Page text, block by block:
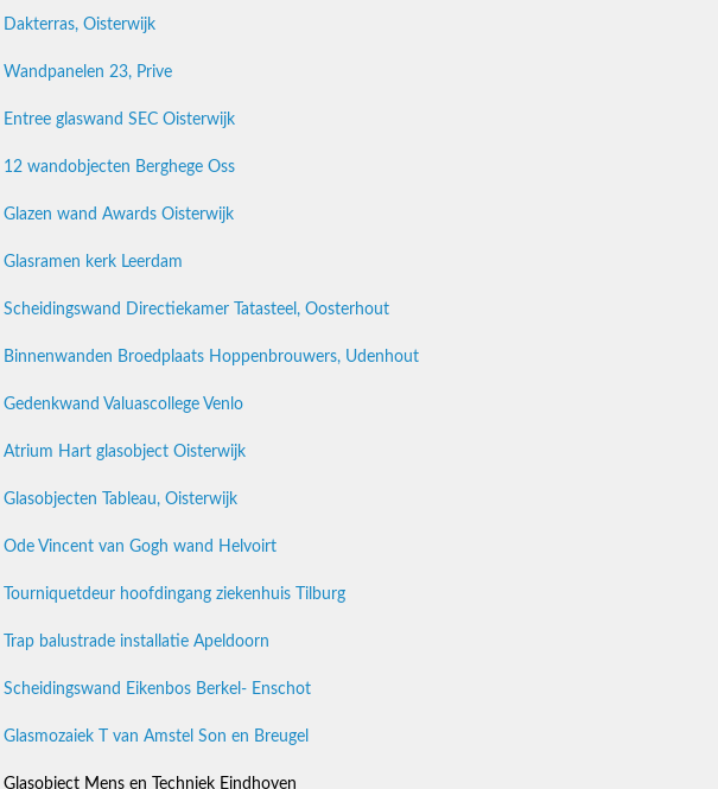
Dakterras, Oisterwijk
Wandpanelen 23, Prive
Entree glaswand SEC Oisterwijk
12 wandobjecten Berghege Oss
Glazen wand Awards Oisterwijk
Glasramen kerk Leerdam
Scheidingswand Directiekamer Tatasteel, Oosterhout
Binnenwanden Broedplaats Hoppenbrouwers, Udenhout
Gedenkwand Valuascollege Venlo
Atrium Hart glasobject Oisterwijk
Glasobjecten Tableau, Oisterwijk
Ode Vincent van Gogh wand Helvoirt
Tourniquetdeur hoofdingang ziekenhuis Tilburg
Trap balustrade installatie Apeldoorn
Scheidingswand Eikenbos Berkel- Enschot
Glasmozaiek T van Amstel Son en Breugel
Glasobject Mens en Techniek Eindhoven